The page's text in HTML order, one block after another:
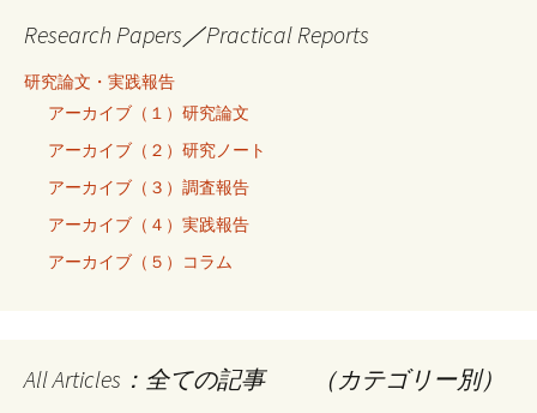
Research Papers／Practical Reports
研究論文・実践報告
アーカイブ（１）研究論文
アーカイブ（２）研究ノート
アーカイブ（３）調査報告
アーカイブ（４）実践報告
アーカイブ（５）コラム
All Articles：全ての記事 （カテゴリー別）